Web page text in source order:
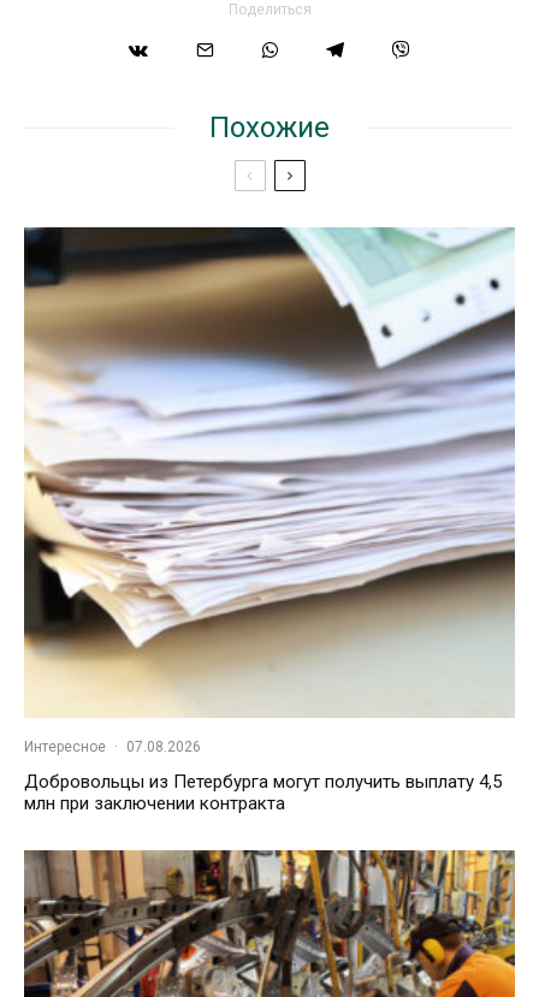
Поделиться
Похожие
Интересное · 07.08.2026
Добровольцы из Петербурга могут получить выплату 4,5
млн при заключении контракта